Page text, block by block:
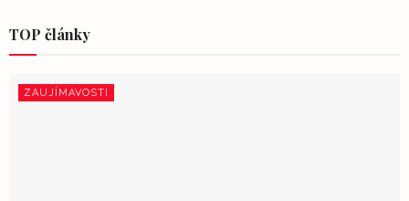
TOP články
ZAUJÍMAVOSTI